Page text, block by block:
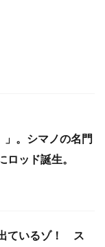
」。シマノの名門
ッド誕生。
ているゾ！ ス